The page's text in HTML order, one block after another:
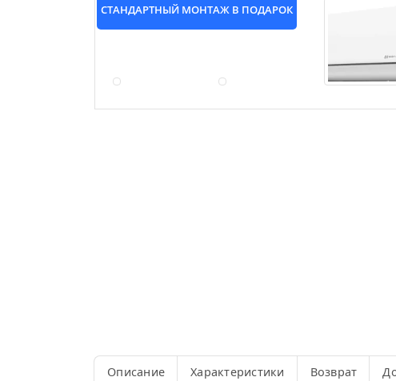
СТАНДАРТНЫЙ МОНТАЖ В ПОДАРОК
Описание Характеристики Возврат